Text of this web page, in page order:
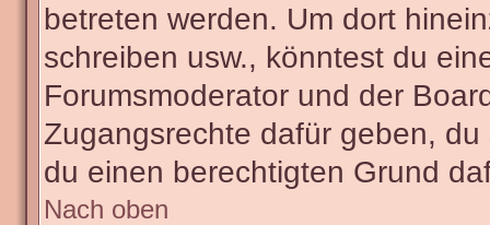
betreten werden. Um dort
schreiben usw., könntest du
Forumsmoderator und der
Zugangsrechte dafür geben,
du einen berechtigten Grund
Nach oben